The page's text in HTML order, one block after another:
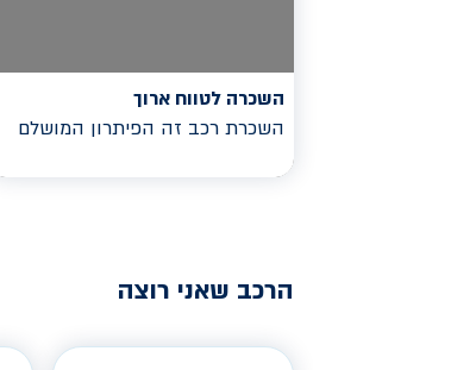
השכרה לטווח ארוך
השכרת רכב זה הפיתרון המושלם
הרכב שאני רוצה